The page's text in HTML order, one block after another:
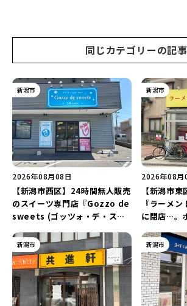
レートラン
♪
同じカテゴリーの記事
新潟市
2026年08月08日
【新潟市西区】24時間無人販売
のスイーツ専門店『Gozzo de
sweets (ゴッツォ・デ・スイ
店…。一部商品は姉妹店で販売
継続！
新潟市
2026年08月
【新潟市
『ラーメ
に閉店…。
新潟市 新潟市